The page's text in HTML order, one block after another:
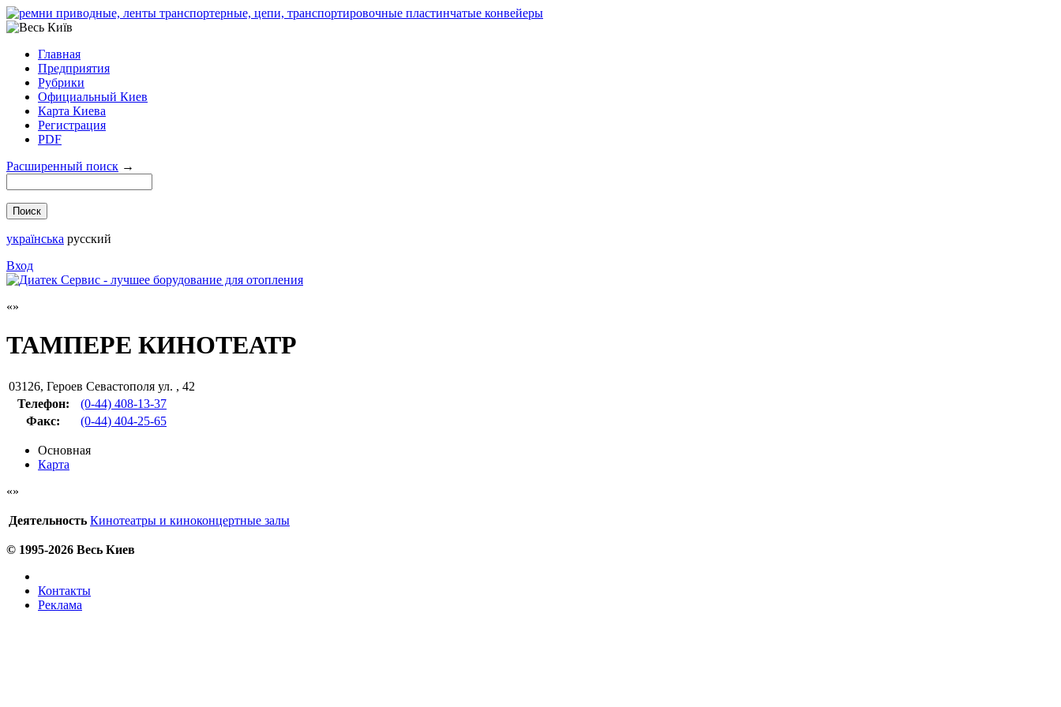
Главная
Предприятия
Рубрики
Официальный Киев
Карта Киева
Регистрация
PDF
Расширенный поиск →
українська русский
Вход
ТАМПЕРЕ КИНОТЕАТР
03126, Героев Севастополя ул. , 42
Телефон:
(0-44) 408-13-37
Факс: (0-44) 404-25-65
Основная
Карта
Деятельность Кинотеатры и киноконцертные залы
© 1995-2026 Весь Киев
Контакты
Реклама